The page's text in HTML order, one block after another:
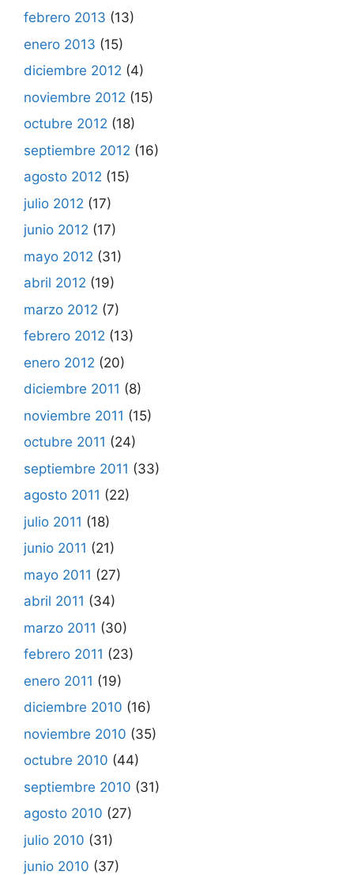
febrero 2013 (13)
enero 2013 (15)
diciembre 2012 (4)
noviembre 2012 (15)
octubre 2012 (18)
septiembre 2012 (16)
agosto 2012 (15)
julio 2012 (17)
junio 2012 (17)
mayo 2012 (31)
abril 2012 (19)
marzo 2012 (7)
febrero 2012 (13)
enero 2012 (20)
diciembre 2011 (8)
noviembre 2011 (15)
octubre 2011 (24)
septiembre 2011 (33)
agosto 2011 (22)
julio 2011 (18)
junio 2011 (21)
mayo 2011 (27)
abril 2011 (34)
marzo 2011 (30)
febrero 2011 (23)
enero 2011 (19)
diciembre 2010 (16)
noviembre 2010 (35)
octubre 2010 (44)
septiembre 2010 (31)
agosto 2010 (27)
julio 2010 (31)
junio 2010 (37)